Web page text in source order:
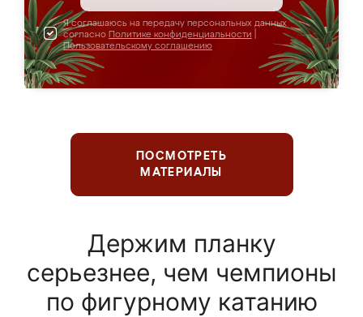
Я соглашаюсь на передачу персональных данных
согласно Политике конфиденциальности
Пользовательскому соглашению
ПОСМОТРЕТЬ
МАТЕРИАЛЫ
Держим планку
серьезнее, чем чемпионы
по фигурному катанию